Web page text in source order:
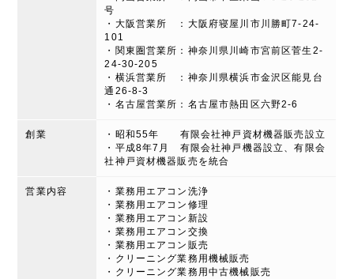
号
・大阪営業所 ：大阪府寝屋川市川勝町7-24-
101
・関東圏営業所：神奈川県川崎市宮前区菅生2-
24-30-205
・横浜営業所 ：神奈川県横浜市金沢区能見台
通26-8-3
・名古屋営業所：名古屋市熱田区六野2-6
創業
・昭和55年 有限会社神戸資材機器販売設立
・平成8年7月 有限会社神戸機器設立、有限会
社神戸資材機器販売を統合
営業内容
・業務用エアコン洗浄
・業務用エアコン修理
・業務用エアコン新設
・業務用エアコン交換
・業務用エアコン販売
・クリーニング業務用機械販売
・クリーニング業務用中古機械販売